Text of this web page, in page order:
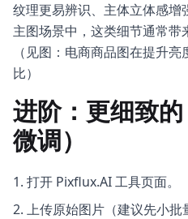
纹理更易辨识、主体立体感
主图场景中，这类细节通常带
（见图：电商商品图在提升
比）
进阶：更细致
微调）
打开 Pixflux.AI 工具页面。
上传原始图片（建议先小批